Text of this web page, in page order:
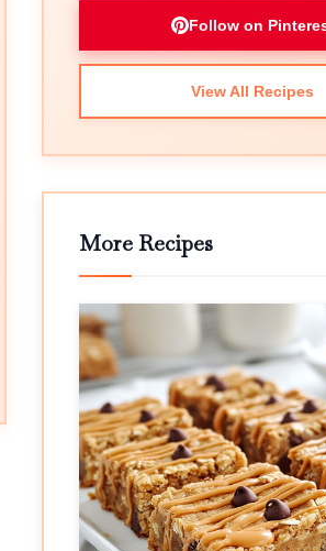
Follow on
View All Recipes
More Recipes